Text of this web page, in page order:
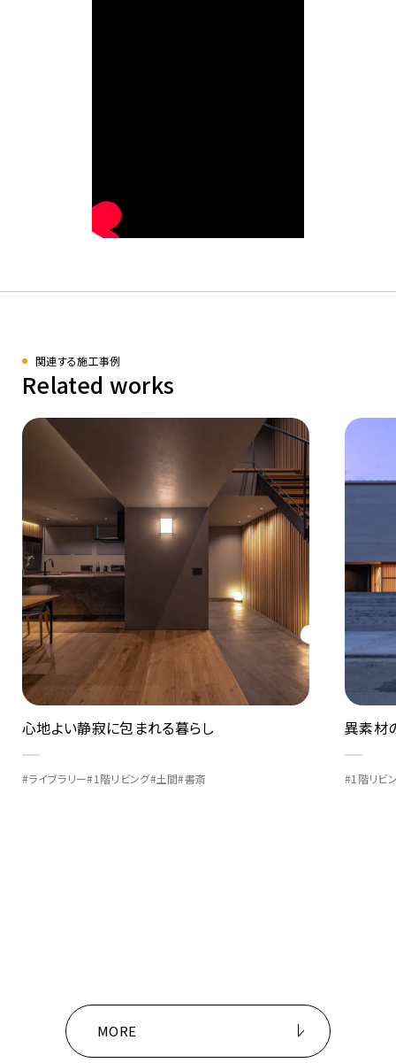
関連する施工事例
Related works
異素材の組み合わせが織りなす美空間
#1階リビング#土間#書斎
Vista
#1階リビ
MORE